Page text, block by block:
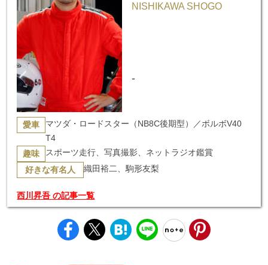
NISHIKAWA SHOGO
-
愛車
マツダ・ロードスター（NB8C後期型）／ボルボV40
T4
趣味 スポーツ走行、写真撮影、ネットラジオ鑑賞
好きな有名人 織田裕二、駒形友梨
西川昇吾 の記事一覧